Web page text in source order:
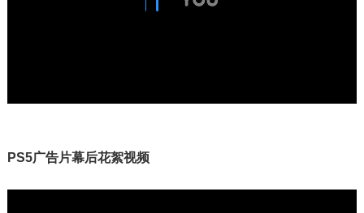
PS5广告片幕后花絮视频